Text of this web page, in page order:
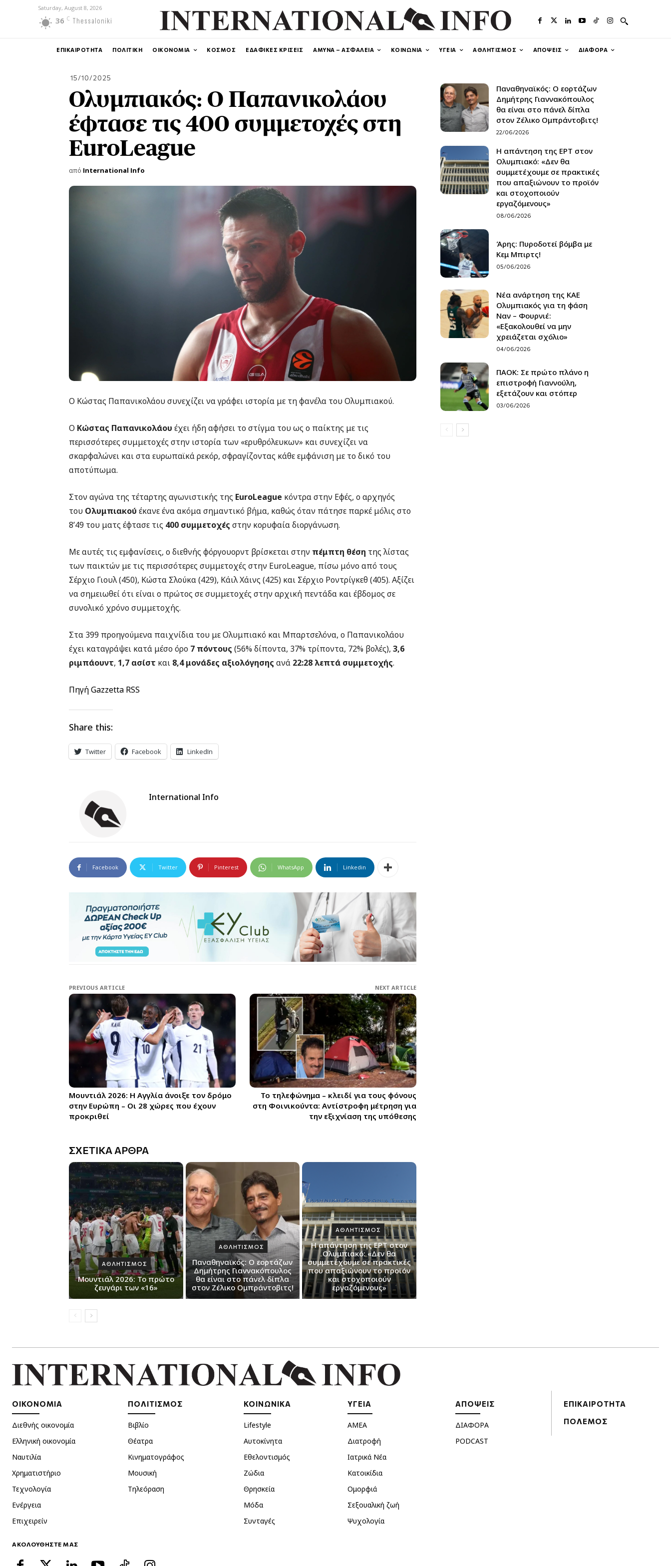
Saturday, August 8, 2026
36 C Thessaloniki
ΕΠΙΚΑΙΡΟΤΗΤΑ ΠΟΛΙΤΙΚΗ ΟΙΚΟΝΟΜΙΑ ΚΟΣΜΟΣ ΕΔΑΦΙΚΕΣ ΚΡΙΣΕΙΣ ΑΜΥΝΑ – ΑΣΦΑΛΕΙΑ ΚΟΙΝΩΝΙΑ ΥΓΕΙΑ ΑΘΛΗΤΙΣΜΟΣ ΑΠΟΨΕΙΣ ΔΙΑΦΟΡΑ
15/10/2025
Ολυμπιακός: Ο Παπανικολάου
έφτασε τις 400 συμμετοχές στη
EuroLeague
από International Info
Ο Κώστας Παπανικολάου συνεχίζει να γράφει ιστορία με τη φανέλα του Ολυμπιακού.
Ο Κώστας Παπανικολάου έχει ήδη αφήσει το στίγμα του ως ο παίκτης με τις
περισσότερες συμμετοχές στην ιστορία των «ερυθρόλευκων» και συνεχίζει να
σκαρφαλώνει και στα ευρωπαϊκά ρεκόρ, σφραγίζοντας κάθε εμφάνιση με το δικό του
αποτύπωμα.
Στον αγώνα της τέταρτης αγωνιστικής της EuroLeague κόντρα στην Εφές, ο αρχηγός
του Ολυμπιακού έκανε ένα ακόμα σημαντικό βήμα, καθώς όταν πάτησε παρκέ μόλις στο
8’49 του ματς έφτασε τις 400 συμμετοχές στην κορυφαία διοργάνωση.
Με αυτές τις εμφανίσεις, ο διεθνής φόργουορντ βρίσκεται στην πέμπτη θέση της λίστας
των παικτών με τις περισσότερες συμμετοχές στην EuroLeague, πίσω μόνο από τους
Σέρχιο Γιουλ (450), Κώστα Σλούκα (429), Κάιλ Χάινς (425) και Σέρχιο Ροντρίγκεθ (405). Αξίζει
να σημειωθεί ότι είναι ο πρώτος σε συμμετοχές στην αρχική πεντάδα και έβδομος σε
συνολικό χρόνο συμμετοχής.
Στα 399 προηγούμενα παιχνίδια του με Ολυμπιακό και Μπαρτσελόνα, ο Παπανικολάου
έχει καταγράψει κατά μέσο όρο 7 πόντους (56% δίποντα, 37% τρίποντα, 72% βολές), 3,6
ριμπάουντ, 1,7 ασίστ και 8,4 μονάδες αξιολόγησης ανά 22:28 λεπτά συμμετοχής.
Πηγή Gazzetta RSS
Share this:
Twitter Facebook LinkedIn
International Info
Facebook Twitter Pinterest WhatsApp Linkedin
PREVIOUS ARTICLE
Μουντιάλ 2026: Η Αγγλία άνοιξε τον δρόμο
στην Ευρώπη – Οι 28 χώρες που έχουν
προκριθεί
NEXT ARTICLE
Το τηλεφώνημα – κλειδί για τους φόνους
στη Φοινικούντα: Αντίστροφη μέτρηση για
την εξιχνίαση της υπόθεσης
ΣΧΕΤΙΚΑ ΑΡΘΡΑ
ΑΘΛΗΤΙΣΜΟΣ
Μουντιάλ 2026: Το πρώτο
ζευγάρι των «16»
ΑΘΛΗΤΙΣΜΟΣ
Παναθηναϊκός: Ο εορτάζων
Δημήτρης Γιαννακόπουλος
θα είναι στο πάνελ δίπλα
στον Ζέλικο Ομπράντοβιτς!
ΑΘΛΗΤΙΣΜΟΣ
Η απάντηση της ΕΡΤ στον
Ολυμπιακό: «Δεν θα
συμμετέχουμε σε πρακτικές
που απαξιώνουν το προϊόν
και στοχοποιούν
εργαζόμενους»
Παναθηναϊκός: Ο εορτάζων
Δημήτρης Γιαννακόπουλος
θα είναι στο πάνελ δίπλα
στον Ζέλικο Ομπράντοβιτς!
22/06/2026
Η απάντηση της ΕΡΤ στον
Ολυμπιακό: «Δεν θα
συμμετέχουμε σε πρακτικές
που απαξιώνουν το προϊόν
και στοχοποιούν
εργαζόμενους»
08/06/2026
Άρης: Πυροδοτεί βόμβα με
Κεμ Μπιρτς!
05/06/2026
Νέα ανάρτηση της ΚΑΕ
Ολυμπιακός για τη φάση
Ναν – Φουρνιέ:
«Εξακολουθεί να μην
χρειάζεται σχόλιο»
04/06/2026
ΠΑΟΚ: Σε πρώτο πλάνο η
επιστροφή Γιαννούλη,
εξετάζουν και στόπερ
03/06/2026
ΟΙΚΟΝΟΜΙΑ
Διεθνής οικονομία
Ελληνική οικονομία
Ναυτιλία
Χρηματιστήριο
Τεχνολογία
Ενέργεια
Επιχειρείν
ΠΟΛΙΤΙΣΜΟΣ
Βιβλίο
Θέατρα
Κινηματογράφος
Μουσική
Τηλεόραση
ΚΟΙΝΩΝΙΚΑ
Lifestyle
Αυτοκίνητα
Εθελοντισμός
Ζώδια
Θρησκεία
Μόδα
Συνταγές
ΑΚΟΛΟΥΘΗΣΤΕ ΜΑΣ
ΥΓΕΙΑ
ΑΜΕΑ
Διατροφή
Ιατρικά Νέα
Κατοικίδια
Ομορφιά
Σεξουαλική ζωή
Ψυχολογία
ΑΠΟΨΕΙΣ
ΔΙΑΦΟΡΑ
PODCAST
ΕΠΙΚΑΙΡΟΤΗΤΑ
ΠΟΛΕΜΟΣ